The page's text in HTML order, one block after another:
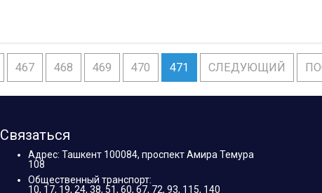
467 468 469 470 471 СЛЕДУЮЩИЙ
Связаться
Адрес: Ташкент 100084, проспект Амира Темура
108
Общественный транспорт:
10, 17, 19, 24, 38, 51, 60, 67, 72, 93, 115, 140